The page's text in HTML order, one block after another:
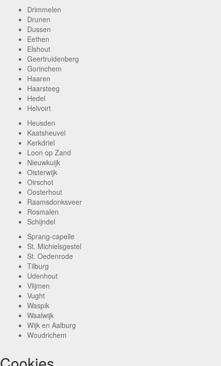
Drimmelen
Drunen
Dussen
Eethen
Elshout
Geertruidenberg
Gorinchem
Haaren
Haarsteeg
Hedel
Helvoirt
Heusden
Kaatsheuvel
Kerkdriel
Loon op Zand
Nieuwkuijk
Oisterwijk
Oirschot
Oosterhout
Raamsdonksveer
Rosmalen
Schijndel
Sprang-capelle
St. Michielsgestel
St. Oedenrode
Tilburg
Udenhout
Vlijmen
Vught
Waspik
Waalwijk
Wijk en Aalburg
Woudrichem